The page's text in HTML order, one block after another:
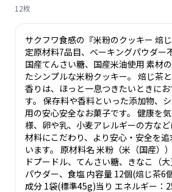
12枚
サクフワ食感の『米粉のクッキー 焙
定原材料7品目、ベーキングパウダー
国産てんさい糖、国産米油使用 素材
たシンプルな米粉クッキー。 焙じ茶
香りは、ほっと一息つきたいときに
す。 保存料や香料といった添加物、
用の安心安全なお菓子です。 健康を
様、卵や乳、小麦アレルギーの方な
材料にこだわり、より安心・安全を
います。 原材料名 米粉（米（国産）
ドプードル、てんさい糖、きなこ（
パウダー、食塩 内容量 12個(焙じ茶6
成分 1袋(標準45g)当り エネルギー：